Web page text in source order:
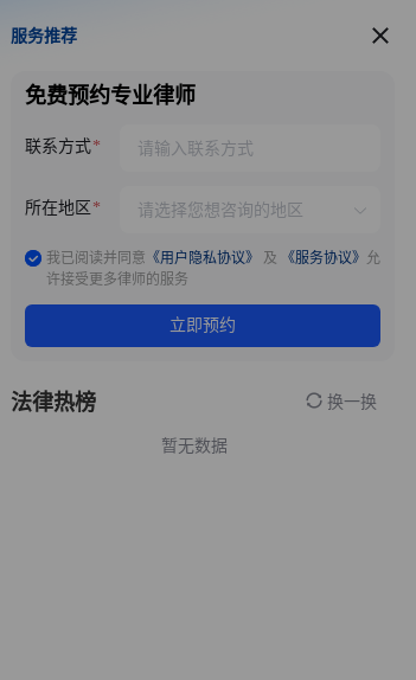
服务推荐
服务推荐
免费预约专业律师
联系方式
所在地区
我已阅读并同意 《用户隐私协议》 及 《服务协议》 允
许接受更多律师的服务
立即预约
法律热榜 换一换
暂无数据